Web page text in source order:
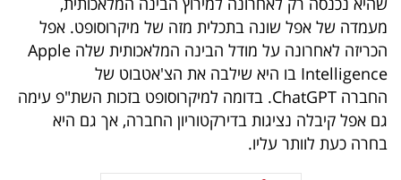
מעמדה של אפל שונה בתכלית מזה של מיקרוסופט. אפל
הכריזה לאחרונה על מודל הבינה המלאכותית שלה Apple
Intelligence בו היא שילבה את הצ'אטבוט של
החברה ChatGPT. בדומה למיקרוסופט בזכות השת"פ עימה
גם אפל קיבלה נציגות בדירקטוריון החברה, אך גם היא
בחרה כעת לוותר עליו.